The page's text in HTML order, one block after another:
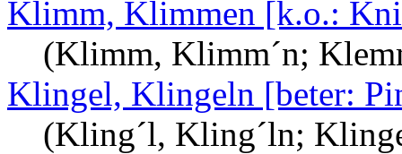
Klimm, Klimmen [k.o.:
(Klimm, Klimm´n;
Klingel, Klingeln [beter:
(Kling´l, Kling´ln;